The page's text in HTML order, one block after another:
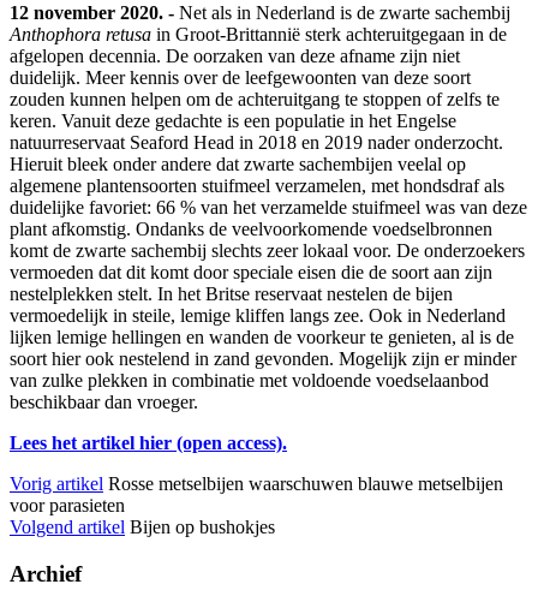
12 november 2020. - Net als in Nederland is de zwarte sachembij
Anthophora retusa in Groot-Brittannië sterk achteruitgegaan in de
afgelopen decennia. De oorzaken van deze afname zijn niet
duidelijk. Meer kennis over de leefgewoonten van deze soort
zouden kunnen helpen om de achteruitgang te stoppen of zelfs te
keren. Vanuit deze gedachte is een populatie in het Engelse
natuurreservaat Seaford Head in 2018 en 2019 nader onderzocht.
Hieruit bleek onder andere dat zwarte sachembijen veelal op
algemene plantensoorten stuifmeel verzamelen, met hondsdraf als
duidelijke favoriet: 66 % van het verzamelde stuifmeel was van deze
plant afkomstig. Ondanks de veelvoorkomende voedselbronnen
komt de zwarte sachembij slechts zeer lokaal voor. De onderzoekers
vermoeden dat dit komt door speciale eisen die de soort aan zijn
nestelplekken stelt. In het Britse reservaat nestelen de bijen
vermoedelijk in steile, lemige kliffen langs zee. Ook in Nederland
lijken lemige hellingen en wanden de voorkeur te genieten, al is de
soort hier ook nestelend in zand gevonden. Mogelijk zijn er minder
van zulke plekken in combinatie met voldoende voedselaanbod
beschikbaar dan vroeger.
Lees het artikel hier (open access).
Vorig artikel Rosse metselbijen waarschuwen blauwe metselbijen
voor parasieten
Volgend artikel Bijen op bushokjes
Archief